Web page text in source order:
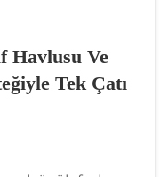
Havlusu Ve
Tek Çatı